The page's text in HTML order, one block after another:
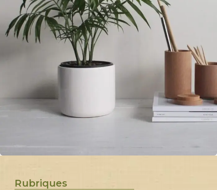
Potenti parturient parturie
Rubriques